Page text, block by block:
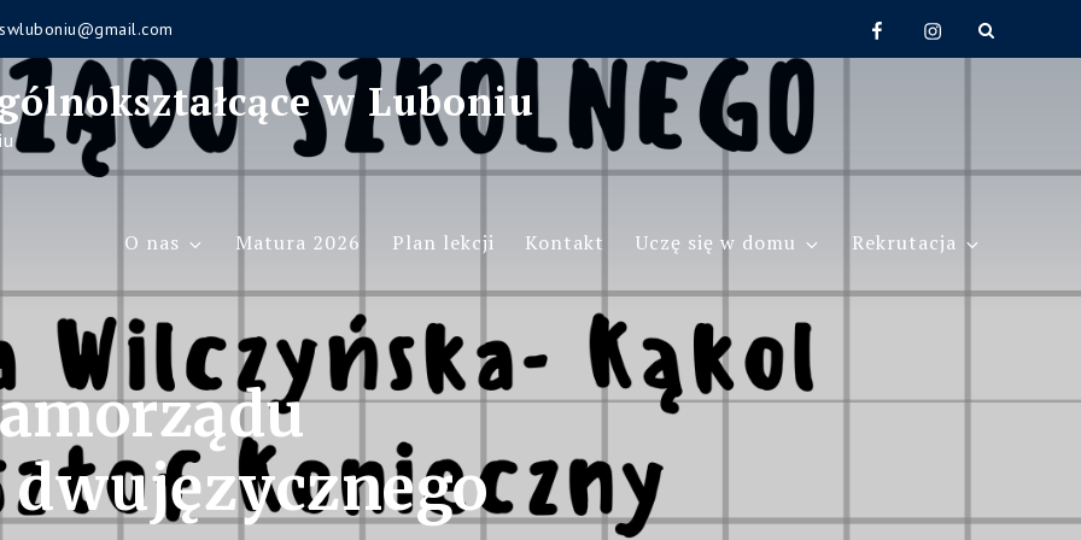
FacebookInstagram
w Luboniu
O nas Matura 2026 Plan lekcji Kontakt Uczę się w domu Rekrutacja